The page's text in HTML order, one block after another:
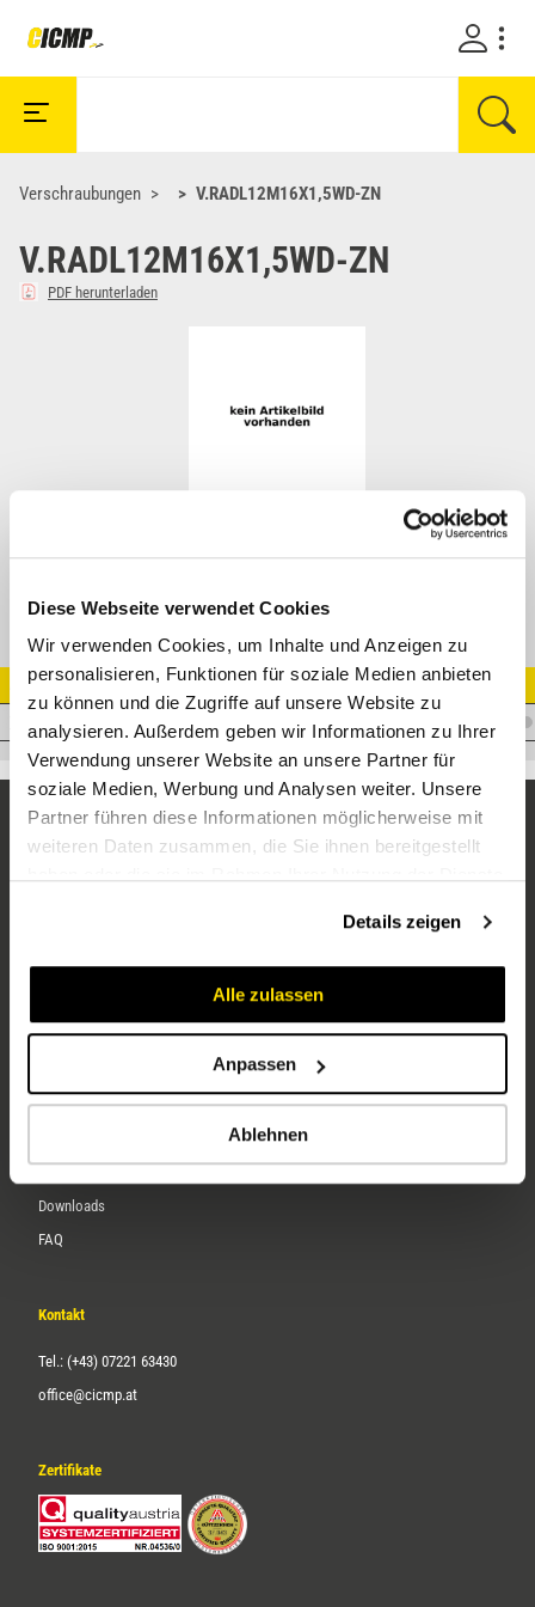
Diese Webseite verwendet Cookies
Wir verwenden Cookies, um Inhalte und Anzeigen zu
personalisieren, Funktionen für soziale Medien anbieten
zu können und die Zugriffe auf unsere Website zu
analysieren. Außerdem geben wir Informationen zu Ihrer
Verwendung unserer Website an unsere Partner für
soziale Medien, Werbung und Analysen weiter. Unsere
Partner führen diese Informationen möglicherweise mit
weiteren Daten zusammen, die Sie ihnen bereitgestellt
Details zeigen
Alle zulassen
Anpassen
Ablehnen
Verschraubungen V.RADL12M16X1,5WD-ZN
V.RADL12M16X1,5WD-ZN
PDF herunterladen
Artikel Nr.
V.RADL12M16X1,5WD-ZN
Service
Downloads
FAQ
Kontakt
Tel.: (+43) 07221 63430
office@cicmp.at
Zertifikate